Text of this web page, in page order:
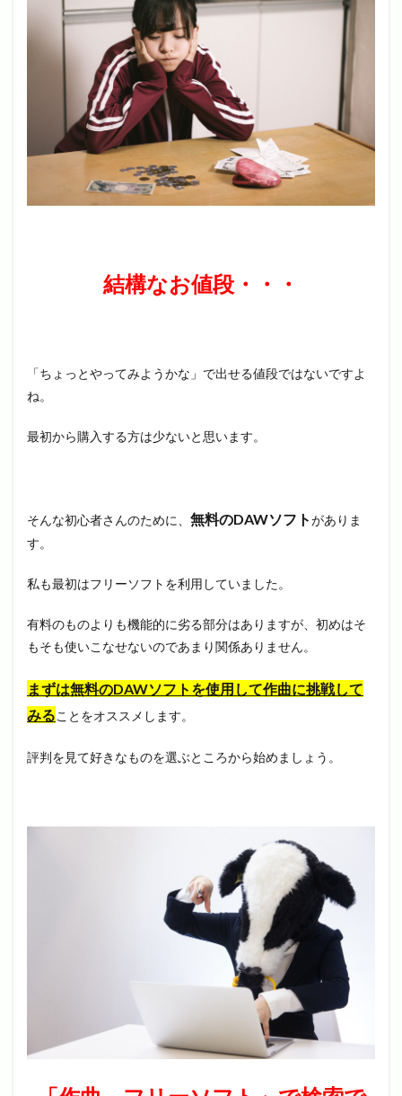
結構なお値段・・・
「ちょっとやってみようかな」で出せる値段ではないですよ
ね。
最初から購入する方は少ないと思います。
そんな初心者さんのために、 無料のDAWソフトがありま
す。
私も最初はフリーソフトを利用していました。
有料のものよりも機能的に劣る部分はありますが、初めはそ
もそも使いこなせないのであまり関係ありません。
まずは無料のDAWソフトを使用して作曲に挑戦して
みることをオススメします。
評判を見て好きなものを選ぶところから始めましょう。